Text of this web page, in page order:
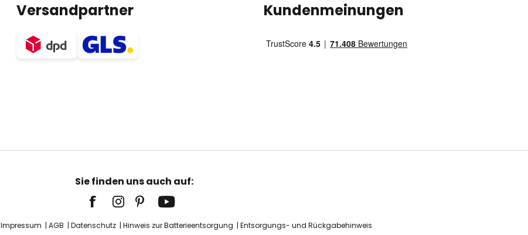
Versandpartner Kundenmeinungen
Sie finden uns auch auf:
Impressum AGB Datenschutz Hinweis zur Batterieentsorgung Entsorgungs- und Rückgabehinweis